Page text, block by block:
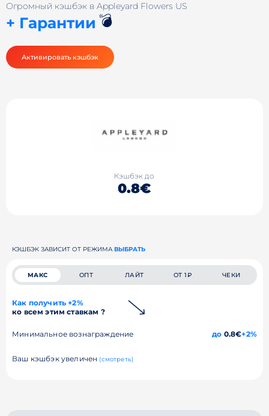
Огромный кэшбэк в Appleyard Flowers US
+ Гарантии 💣
Активировать кэшбэк
Кэшбэк до
0.8€
КЭШБЭК ЗАВИСИТ ОТ РЕЖИМА ВЫБРАТЬ
МАКС ОПТ ЛАЙТ ОТ 1₽ ЧЕКИ
Как получить +2%
ко всем этим ставкам ?
Минимальное вознаграждение до 0.8€+2%
Ваш кэшбэк увеличен (смотреть)